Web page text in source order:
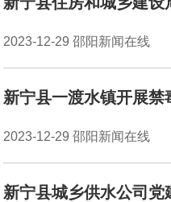
2023-12-29 邵阳新闻在线
新宁县一渡水镇开展禁
2023-12-29 邵阳新闻在线
新宁县城乡供水公司